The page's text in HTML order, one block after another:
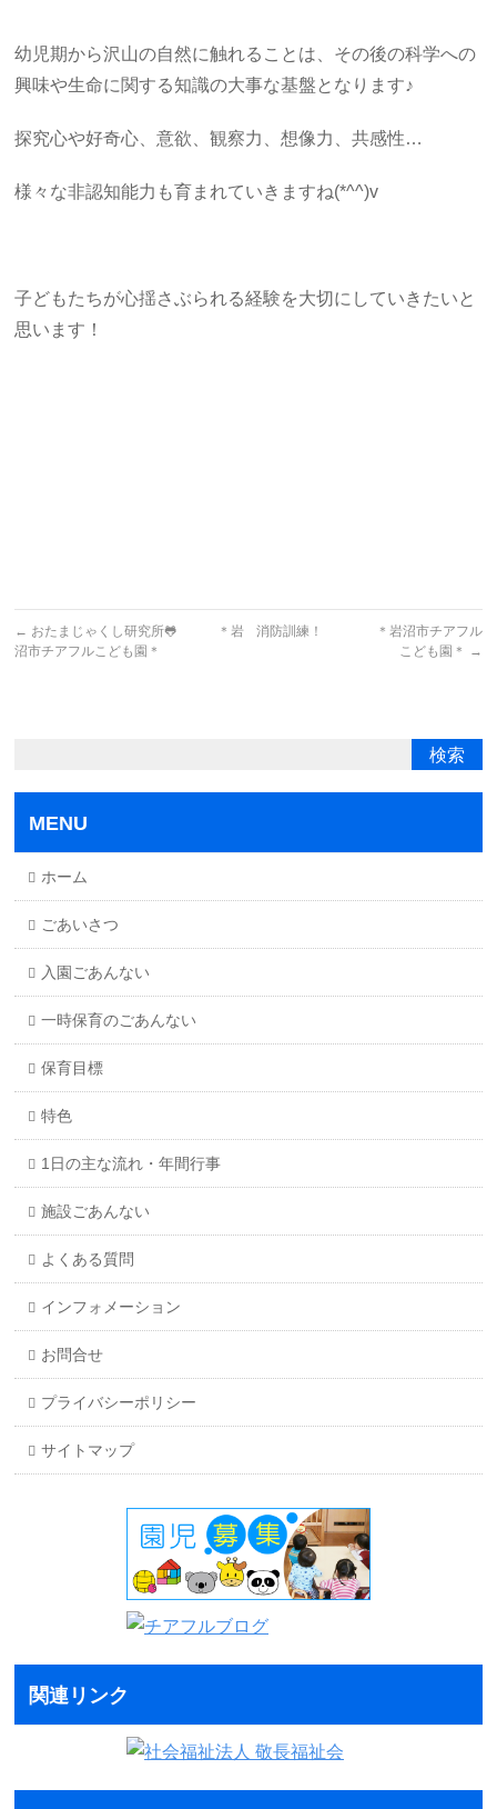
幼児期から沢山の自然に触れることは、その後の科学への
興味や生命に関する知識の大事な基盤となります♪
探究心や好奇心、意欲、観察力、想像力、共感性…
様々な非認知能力も育まれていきますね(*^^)v
子どもたちが心揺さぶられる経験を大切にしていきたいと
思います！
← おたまじゃくし研究所🐸 ＊岩
沼市チアフルこども園＊
消防訓練！ ＊岩沼市チアフル
こども園＊
→
MENU
ホーム
ごあいさつ
入園ごあんない
一時保育のごあんない
保育目標
特色
1日の主な流れ・年間行事
施設ごあんない
よくある質問
インフォメーション
お問合せ
プライバシーポリシー
サイトマップ
関連リンク